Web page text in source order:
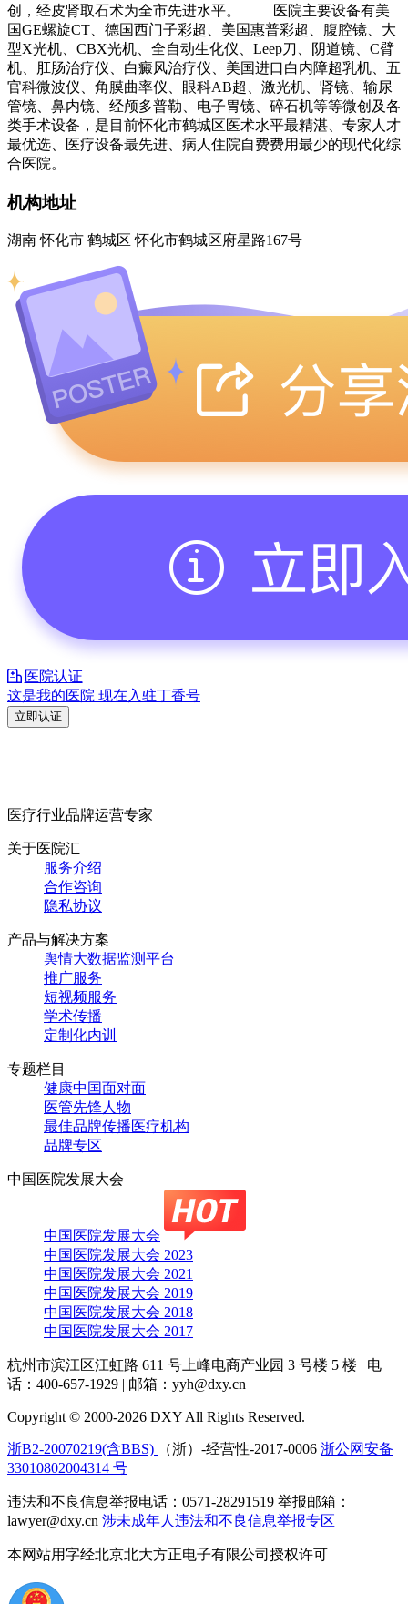
创，经皮肾取石术为全市先进水平。 医院主要设备有美
国GE螺旋CT、德国西门子彩超、美国惠普彩超、腹腔镜、大
型X光机、CBX光机、全自动生化仪、Leep刀、阴道镜、C臂
机、肛肠治疗仪、白癜风治疗仪、美国进口白内障超乳机、五
官科微波仪、角膜曲率仪、眼科AB超、激光机、肾镜、输尿
管镜、鼻内镜、经颅多普勒、电子胃镜、碎石机等等微创及各
类手术设备，是目前怀化市鹤城区医术水平最精湛、专家人才
最优选、医疗设备最先进、病人住院自费费用最少的现代化综
合医院。
机构地址
湖南 怀化市 鹤城区 怀化市鹤城区府星路167号
医院认证
这是我的医院 现在入驻丁香号
立即认证
医疗行业品牌运营专家
关于医院汇
服务介绍
合作咨询
隐私协议
产品与解决方案
舆情大数据监测平台
推广服务
短视频服务
学术传播
定制化内训
专题栏目
健康中国面对面
医管先锋人物
最佳品牌传播医疗机构
品牌专区
中国医院发展大会
中国医院发展大会
中国医院发展大会 2023
中国医院发展大会 2021
中国医院发展大会 2019
中国医院发展大会 2018
中国医院发展大会 2017
杭州市滨江区江虹路 611 号上峰电商产业园 3 号楼 5 楼 | 电
话：400-657-1929 | 邮箱：yyh@dxy.cn
Copyright © 2000-2026 DXY All Rights Reserved.
浙B2-20070219(含BBS) （浙）-经营性-2017-0006 浙公网安备
33010802004314 号
违法和不良信息举报电话：0571-28291519 举报邮箱：
lawyer@dxy.cn 涉未成年人违法和不良信息举报专区
本网站用字经北京北大方正电子有限公司授权许可